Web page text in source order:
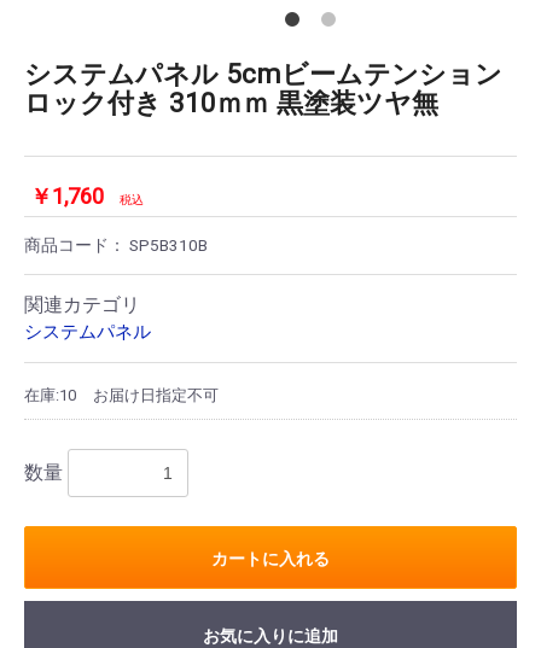
システムパネル 5cmビームテンション
ロック付き 310ｍｍ 黒塗装ツヤ無
￥1,760 税込
商品コード： SP5B310B
関連カテゴリ
システムパネル
在庫:10 お届け日指定不可
数量
カートに入れる
お気に入りに追加